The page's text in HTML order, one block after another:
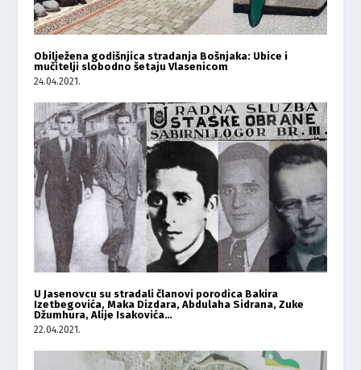
Obilježena godišnjica stradanja Bošnjaka: Ubice i
mučitelji slobodno šetaju Vlasenicom
24.04.2021.
U Jasenovcu su stradali članovi porodica Bakira
Izetbegovića, Maka Dizdara, Abdulaha Sidrana, Zuke
Džumhura, Alije Isakovića…
22.04.2021.